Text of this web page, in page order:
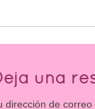
una
dirección de